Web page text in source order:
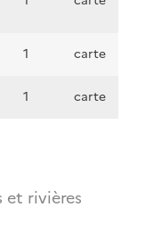
1 carte
1 carte
et rivières